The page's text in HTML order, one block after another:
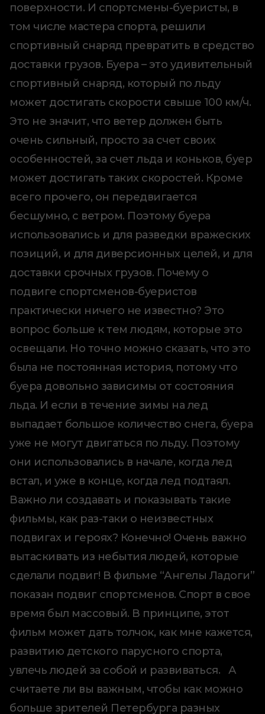
поверхности. И спортсмены-буеристы, в
том числе мастера спорта, решили
спортивный снаряд превратить в средство
доставки грузов. Буера – это удивительный
спортивный снаряд, который по льду
может достигать скорости свыше 100 км/ч.
Это не значит, что ветер должен быть
очень сильный, просто за счет своих
особенностей, за счет льда и коньков, буер
может достигать таких скоростей. Кроме
всего прочего, он передвигается
бесшумно, с ветром. Поэтому буера
использовались и для разведки вражеских
позиций, и для диверсионных целей, и для
доставки срочных грузов. Почему о
подвиге спортсменов-буеристов
практически ничего не известно? Это
вопрос больше к тем людям, которые это
освещали. Но точно можно сказать, что это
была не постоянная история, потому что
буера довольно зависимы от состояния
льда. И если в течение зимы на лед
выпадает большое количество снега, буера
уже не могут двигаться по льду. Поэтому
они использовались в начале, когда лед
встал, и уже в конце, когда лед подтаял.
Важно ли создавать и показывать такие
фильмы, как раз-таки о неизвестных
подвигах и героях? Конечно! Очень важно
вытаскивать из небытия людей, которые
сделали подвиг! В фильме “Ангелы Ладоги”
показан подвиг спортсменов. Спорт в свое
время был массовый. В принципе, этот
фильм может дать толчок, как мне кажется,
развитию детского парусного спорта,
увлечь людей за собой и развиваться. А
считаете ли вы важным, чтобы как можно
больше зрителей Петербурга разных